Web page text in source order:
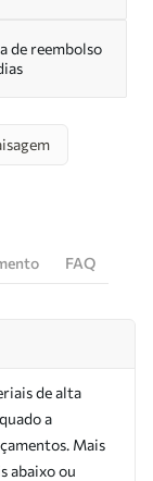
de reembolso
FAQ
de alta
a
Mais
abaixo ou